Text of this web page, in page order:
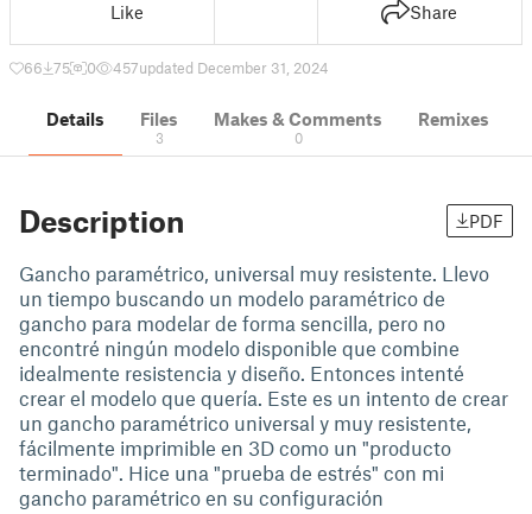
Like Share
66 75 0 457updated December 31, 2024
Details Files
3
Makes & Comments
0
Remixes
Description PDF
Gancho paramétrico, universal muy resistente. Llevo
un tiempo buscando un modelo paramétrico de
gancho para modelar de forma sencilla, pero no
encontré ningún modelo disponible que combine
idealmente resistencia y diseño. Entonces intenté
crear el modelo que quería. Este es un intento de crear
un gancho paramétrico universal y muy resistente,
fácilmente imprimible en 3D como un "producto
terminado". Hice una "prueba de estrés" con mi
gancho paramétrico en su configuración